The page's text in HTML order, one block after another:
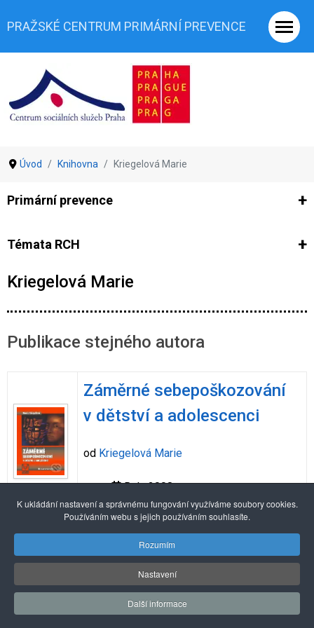
PRAŽSKÉ CENTRUM PRIMÁRNÍ PREVENCE
Úvod Knihovna Kriegelová Marie
Primární prevence
Ze světa prevence
Témata RCH
Co je rizikové chování (RCH)
Kriegelová Marie
Publikace stejného autora
Záměrné sebepoškozování
v dětství a adolescenci
od Kriegelová Marie
Rok: 2008
Alexandria Book Library
© 2026 Pražské centrum primární prevence
K ukládání nastavení a správnému fungování využíváme soubory cookies.
Používáním webu s jejich používáním souhlasíte.
Rozumím
Nastavení
Další informace